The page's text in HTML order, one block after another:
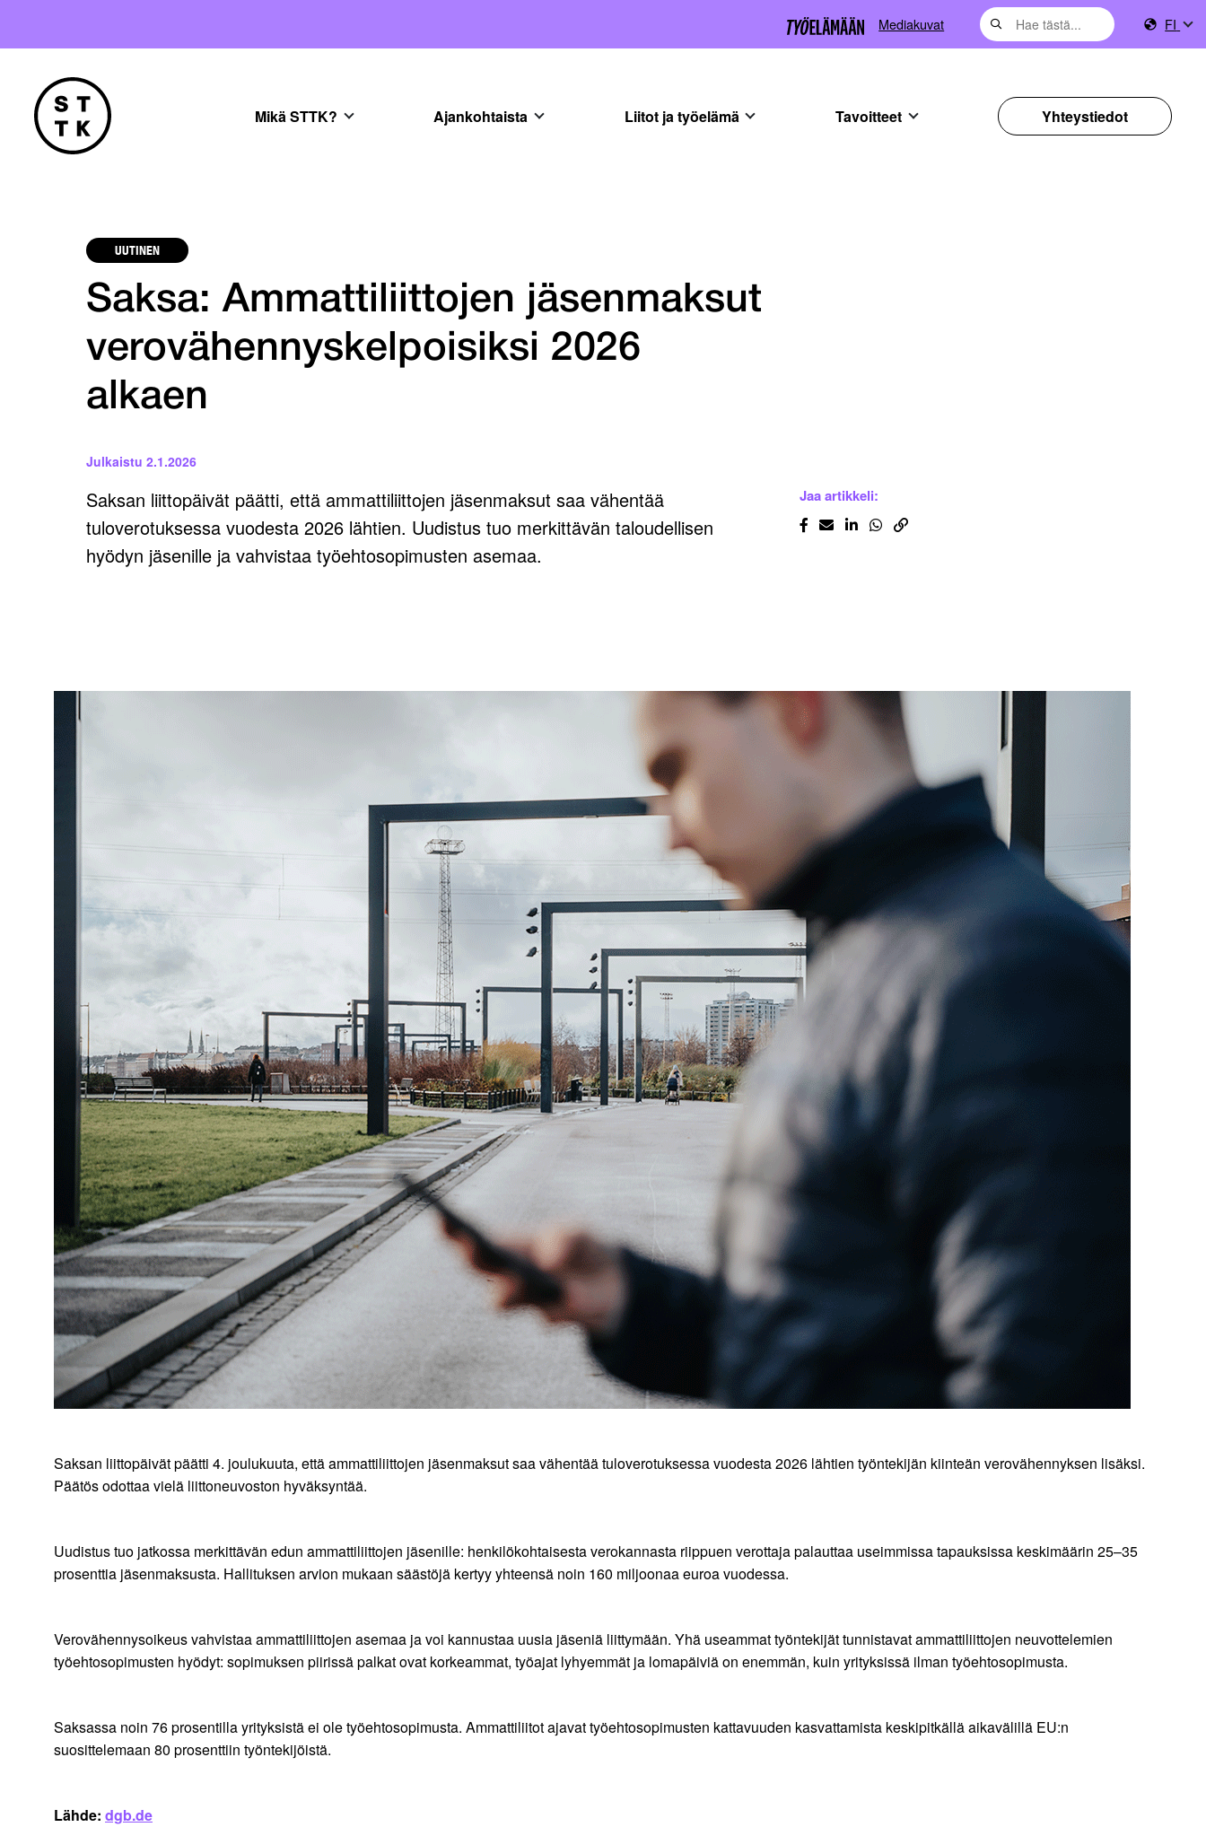
Mediakuvat FI
Mikä STTK? Ajankohtaista Liitot ja työelämä Tavoitteet Yhteystiedot
UUTINEN
Saksa: Ammattiliittojen jäsenmaksut
verovähennyskelpoisiksi 2026
alkaen
Julkaistu 2.1.2026
Saksan liittopäivät päätti, että ammattiliittojen jäsenmaksut saa vähentää
tuloverotuksessa vuodesta 2026 lähtien. Uudistus tuo merkittävän taloudellisen
hyödyn jäsenille ja vahvistaa työehtosopimusten asemaa.
Jaa artikkeli:
Saksan liittopäivät päätti 4. joulukuuta, että ammattiliittojen jäsenmaksut saa vähentää tuloverotuksessa vuodesta 2026 lähtien työntekijän kiinteän verovähennyksen lisäksi.
Päätös odottaa vielä liittoneuvoston hyväksyntää.
Uudistus tuo jatkossa merkittävän edun ammattiliittojen jäsenille: henkilökohtaisesta verokannasta riippuen verottaja palauttaa useimmissa tapauksissa keskimäärin 25–35
prosenttia jäsenmaksusta. Hallituksen arvion mukaan säästöjä kertyy yhteensä noin 160 miljoonaa euroa vuodessa.
Verovähennysoikeus vahvistaa ammattiliittojen asemaa ja voi kannustaa uusia jäseniä liittymään. Yhä useammat työntekijät tunnistavat ammattiliittojen neuvottelemien
työehtosopimusten hyödyt: sopimuksen piirissä palkat ovat korkeammat, työajat lyhyemmät ja lomapäiviä on enemmän, kuin yrityksissä ilman työehtosopimusta.
Saksassa noin 76 prosentilla yrityksistä ei ole työehtosopimusta. Ammattiliitot ajavat työehtosopimusten kattavuuden kasvattamista keskipitkällä aikavälillä EU:n
suosittelemaan 80 prosenttiin työntekijöistä.
Lähde: dgb.de